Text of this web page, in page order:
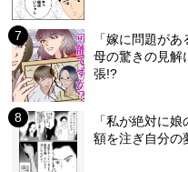
「嫁に問題が
母の驚きの見
張!?
「私が絶対に
額を注ぎ自分の